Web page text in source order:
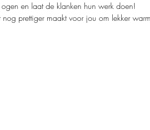
prettiger maakt voor jou om lekker